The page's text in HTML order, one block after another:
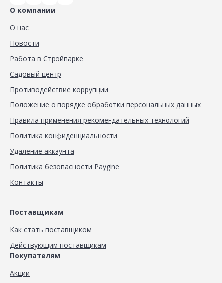
О компании
О нас
Новости
Работа в Стройпарке
Садовый центр
Противодействие коррупции
Положение о порядке обработки персональных данных
Правила применения рекомендательных технологий
Политика конфиденциальности
Удаление аккаунта
Политика безопасности Paygine
Контакты
Поставщикам
Как стать поставщиком
Действующим поставщикам
Покупателям
Акции